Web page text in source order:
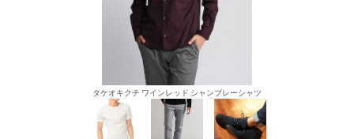
タケオキクチ ワインレッド シャンブレーシャツ